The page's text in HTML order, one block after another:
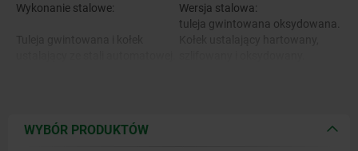
Wykonanie stalowe:
Wersja stalowa:
tuleja gwintowana oksydowana.
Kołek ustalający niehartowany
WYBÓR PRODUKTÓW